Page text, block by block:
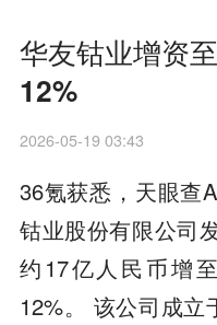
华友钴业增资
12%
2026-05-19 03:43
36氪获悉，天眼查
钴业股份有限公司
约17亿人民币增
12%。 该公司成立